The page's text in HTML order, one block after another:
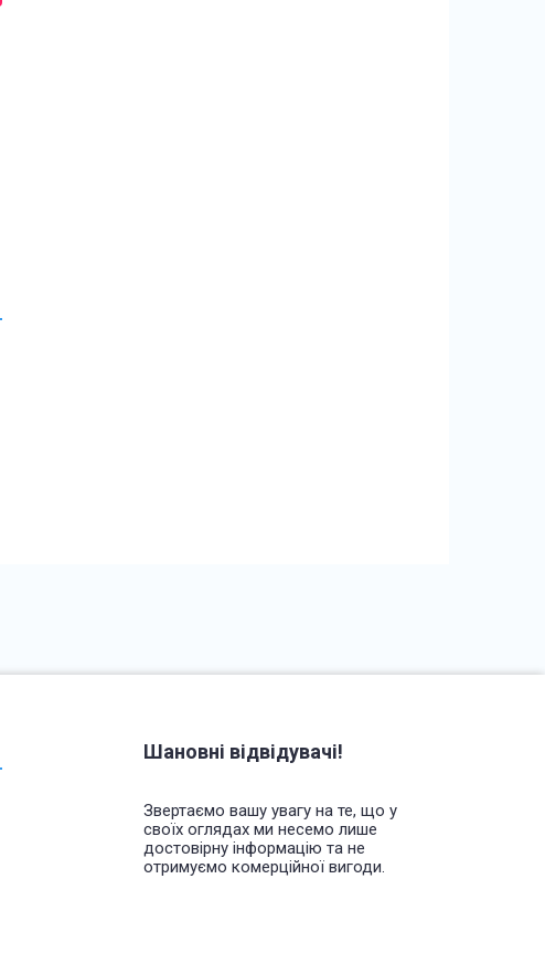
Шановні відвідувачі!
Звертаємо вашу увагу на те, що у
своїх оглядах ми несемо лише
достовірну інформацію та не
отримуємо комерційної вигоди.